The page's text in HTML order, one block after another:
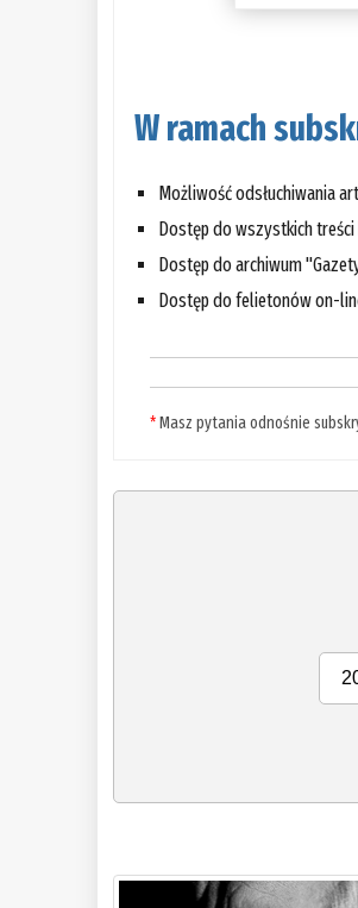
W ramach
Możliwość odsłuchiwania
Dostęp do wszystkich
Dostęp do archiwum
Dostęp do felietonów on-
*Masz pytania odnośnie